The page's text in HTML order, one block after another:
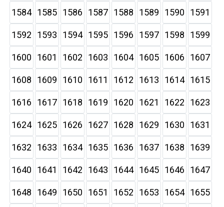
1584 1585 1586 1587 1588 1589 1590 1591
1592 1593 1594 1595 1596 1597 1598 1599
1600 1601 1602 1603 1604 1605 1606 1607
1608 1609 1610 1611 1612 1613 1614 1615
1616 1617 1618 1619 1620 1621 1622 1623
1624 1625 1626 1627 1628 1629 1630 1631
1632 1633 1634 1635 1636 1637 1638 1639
1640 1641 1642 1643 1644 1645 1646 1647
1648 1649 1650 1651 1652 1653 1654 1655